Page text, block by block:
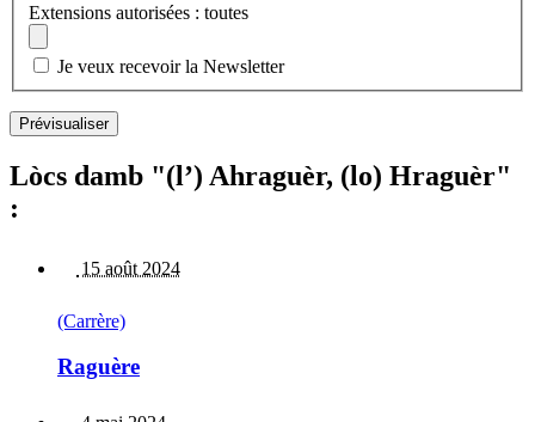
Extensions autorisées : toutes
Je veux recevoir la Newsletter
Lòcs damb "(l’) Ahraguèr, (lo) Hraguèr"
:
15 août 2024
(Carrère)
Raguère